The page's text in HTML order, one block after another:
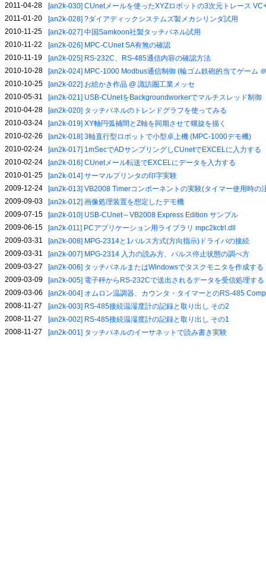
2011-04-28
[an2k-030] CUnetメールを使ったXYZロボットの3次元トレース
2011-01-20
[an2k-028] ?ダイアディックシステムズ製メカシリンダ試用
2010-11-25
[an2k-027] 中国Samkoon社製タッチパネル試用
2010-11-22
[an2k-026] MPC-CUnet SA有無の確認
2010-11-19
[an2k-025] RS-232C、RS-485通信内容の確認方法
2010-10-28
[an2k-024] MPC-1000 Modbus通信制御 (輪ゴム鉄砲的当てゲーム
2010-10-25
[an2k-022] お絵かき作品 @ 諏訪圏工業メッセ
2010-05-31
[an2k-021] USB-CUnetをBackgroundworkerでマルチスレッド制御
2010-04-28
[an2k-020] タッチパネルのトレンドグラフを使ってみる
2010-03-24
[an2k-019] XY軸円弧補間とZ軸を同期させて螺旋を描く
2010-02-26
[an2k-018] 3軸直行型ロボットで小型卓上機 (MPC-1000デモ機)
2010-02-24
[an2k-017] 1mSecでADサンプリングしCUnetでEXCELに入力する
2010-02-24
[an2k-016] CUnetメール転送でEXCELにデータを入力する
2010-01-25
[an2k-014] サーマルプリンタの印字実験
2009-12-24
[an2k-013] VB2008 Timerコンポーネントの実験(タイマー使用時の
2009-09-03
[an2k-012] 画像処理装置を想定したデモ機
2009-07-15
[an2k-010] USB-CUnet～VB2008 Express Edition サンプル
2009-06-15
[an2k-011] PCアプリケーション用ライブラリ mpc2kctrl.dll
2009-03-31
[an2k-008] MPG-2314と1パルス方式(方向指示)ドライバの接続
2009-03-31
[an2k-007] MPG-2314 入力の読み方、パルス停止状態の調べ方
2009-03-27
[an2k-006] タッチパネルまたはWindowsでタスクモニタを作成する
2009-03-09
[an2k-005] 電子秤からRS-232Cで送出されるデータを受信処理する
2009-03-06
[an2k-004] オムロン温調器、カウンタ・タイマーとのRS-485
2008-11-27
[an2k-003] RS-485接続温湿度計の記録と取り出し その2
2008-11-27
[an2k-002] RS-485接続温湿度計の記録と取り出し その1
2008-11-27
[an2k-001] タッチパネルのイーサネットで読み書き実験